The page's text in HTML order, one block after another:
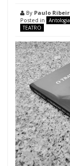
By Paulo
Posted in
Antologia
TEATRO